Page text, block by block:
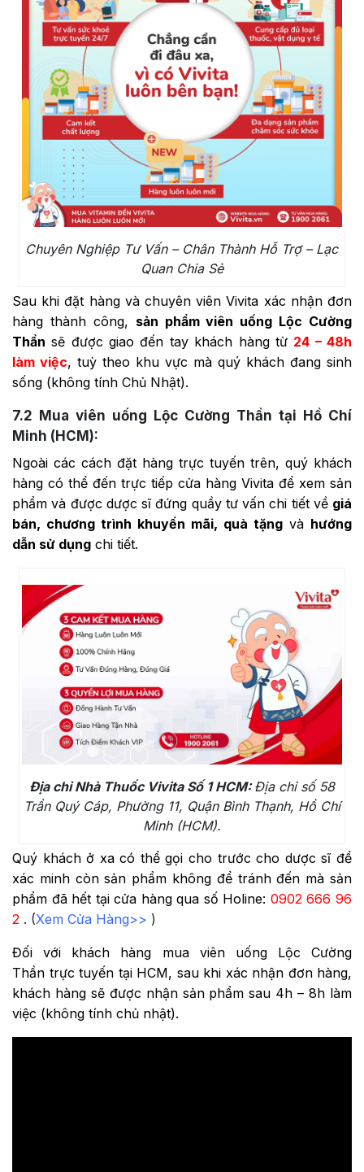
Chuyên Nghiệp Tư Vấn – Chân Thành Hỗ Trợ – Lạc
Quan Chia Sẻ
Sau khi đặt hàng và chuyên viên Vivita xác nhận đơn
hàng thành công, sản phẩm viên uống Lộc Cường
Thần sẽ được giao đến tay khách hàng từ 24 – 48h
làm việc, tuỳ theo khu vực mà quý khách đang sinh
sống (không tính Chủ Nhật).
7.2 Mua viên uống Lộc Cường Thần tại Hồ Chí
Minh (HCM):
Ngoài các cách đặt hàng trực tuyến trên, quý khách
hàng có thể đến trực tiếp cửa hàng Vivita để xem sản
phẩm và được dược sĩ đứng quầy tư vấn chi tiết về giá
bán, chương trình khuyến mãi, quà tặng và hướng
dẫn sử dụng chi tiết.
Địa chỉ Nhà Thuốc Vivita Số 1 HCM:Địa chỉ số 58
Trần Quý Cáp, Phường 11, Quận Bình Thạnh, Hồ Chí
Minh (HCM).
Quý khách ở xa có thể gọi cho trước cho dược sĩ để
xác minh còn sản phẩm không để tránh đến mà sản
phẩm đã hết tại cửa hàng qua số Holine: 0902 666 96
2 . (Xem Cửa Hàng>> )
Đối với khách hàng mua viên uống Lộc Cường
Thần trực tuyến tại HCM, sau khi xác nhận đơn hàng,
khách hàng sẽ được nhận sản phẩm sau 4h – 8h làm
việc (không tính chủ nhật).